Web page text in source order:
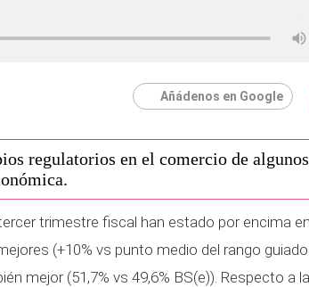
Añádenos en Google
regulatorios en el comercio de algunos
trimestre fiscal han estado por encima
(+10% vs punto medio del rango guiado
mejor (51,7% vs 49,6% BS(e)). Respecto a